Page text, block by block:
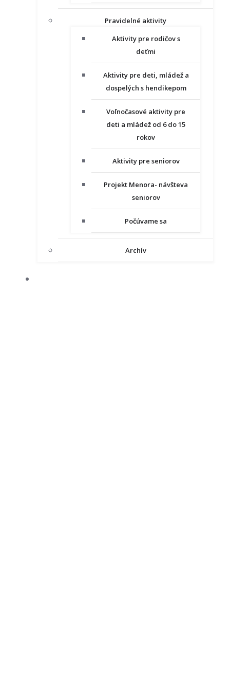
Pravidelné aktivity
Aktivity pre rodičov s
deťmi
Aktivity pre deti, mládež a
dospelých s hendikepom
Voľnočasové aktivity pre
deti a mládež od 6 do 15
rokov
Aktivity pre seniorov
Projekt Menora- návšteva
seniorov
Počúvame sa
Archív